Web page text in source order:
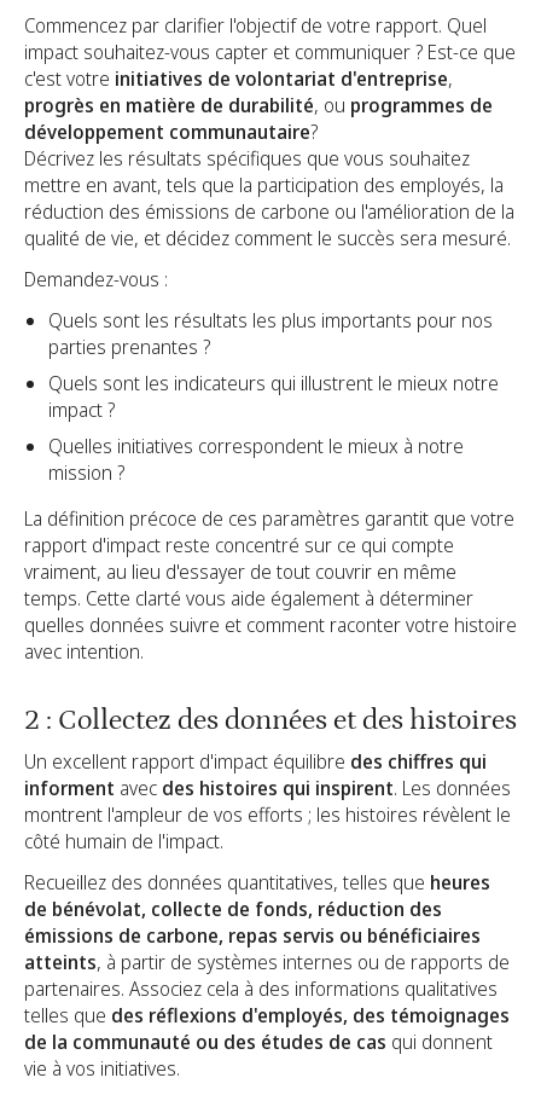
Commencez par clarifier l'objectif de votre rapport. Quel
impact souhaitez-vous capter et communiquer ? Est-ce que
c'est votre initiatives de volontariat d'entreprise,
progrès en matière de durabilité, ou programmes de
développement communautaire?
Décrivez les résultats spécifiques que vous souhaitez
mettre en avant, tels que la participation des employés, la
réduction des émissions de carbone ou l'amélioration de la
qualité de vie, et décidez comment le succès sera mesuré.
Demandez-vous :
Quels sont les résultats les plus importants pour nos
parties prenantes ?
Quels sont les indicateurs qui illustrent le mieux notre
impact ?
Quelles initiatives correspondent le mieux à notre
mission ?
La définition précoce de ces paramètres garantit que votre
rapport d'impact reste concentré sur ce qui compte
vraiment, au lieu d'essayer de tout couvrir en même
temps. Cette clarté vous aide également à déterminer
quelles données suivre et comment raconter votre histoire
avec intention.
2 : Collectez des données et des histoires
Un excellent rapport d'impact équilibre des chiffres qui
informent avec des histoires qui inspirent. Les données
montrent l'ampleur de vos efforts ; les histoires révèlent le
côté humain de l'impact.
Recueillez des données quantitatives, telles que heures
de bénévolat, collecte de fonds, réduction des
émissions de carbone, repas servis ou bénéficiaires
atteints, à partir de systèmes internes ou de rapports de
partenaires. Associez cela à des informations qualitatives
telles que des réflexions d'employés, des témoignages
de la communauté ou des études de cas qui donnent
vie à vos initiatives.